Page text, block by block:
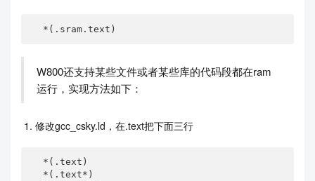
  *(.sram.text)
W800还支持某些文件或者某些库的代码段都在ram
运行，实现方法如下：
修改gcc_csky.ld，在.text把下面三行